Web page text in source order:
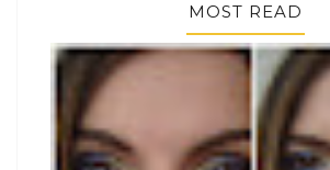
MOST READ